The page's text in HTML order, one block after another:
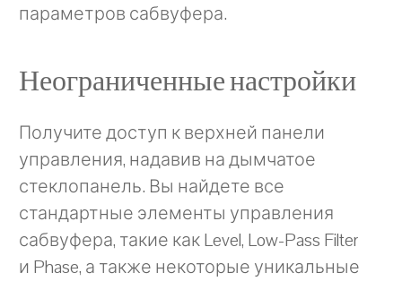
параметров сабвуфера.
Неограниченные настройки
Получите доступ к верхней панели
управления, надавив на дымчатое
стеклопанель. Вы найдете все
стандартные элементы управления
сабвуфера, такие как Level, Low-Pass Filter
и Phase, а также некоторые уникальные